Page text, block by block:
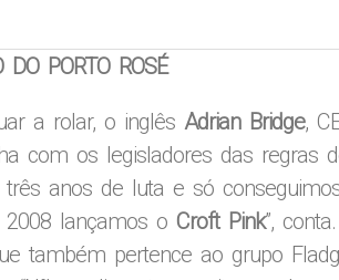
PORTO ROSÉ
a rolar, o inglês Adrian Bridge,
com os legisladores das regras
três anos de luta e só
lançamos o Croft Pink”,
também pertence ao grupo